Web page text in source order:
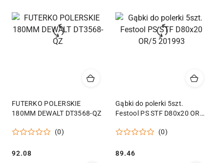
FUTERKO POLERSKIE
180MM DEWALT DT3568-QZ
(0)
Cena:
92.08
Gąbki do polerki 5szt.
Festool PS STF D80x20 OR/5
(0)
Cena:
89.46